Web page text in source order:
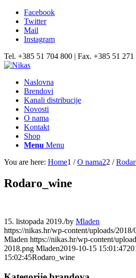
Facebook
Twitter
Mail
Instagram
Tel. +385 51 704 800 | Fax. +385 51 271
Naslovna
Brendovi
Kanali distribucije
Novosti
O nama
Kontakt
Shop
Menu Menu
You are here: Home1 / O nama22 /
Rodaro_wine
15. listopada 2019./by Mladen
https://nikas.hr/wp-content/uploads/
Mladen https://nikas.hr/wp-content/
2018.png Mladen2019-10-15 15:01:47
15:02:45Rodaro_wine